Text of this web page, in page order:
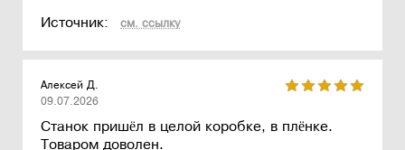
Источник:
см. ссылку
Алексей Д.
09.07.2026
Станок пришёл в целой коробке, в плёнке.
Товаром доволен.